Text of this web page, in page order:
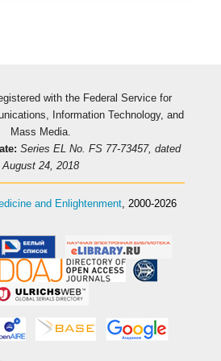
with the Federal Service for
Information Technology, and
Mass Media.
Series EL No. FS 77-73457, dated
August 24, 2018
and Enlightenment, 2000-2026